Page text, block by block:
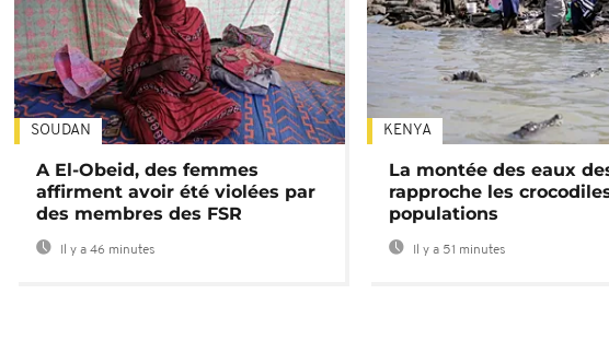
SOUDAN
A El-Obeid, des femmes
affirment avoir été violées par
des membres des FSR
Il y a 46 minutes
KENYA
La montée des eaux
rapproche les
populations
Il y a 51 minutes